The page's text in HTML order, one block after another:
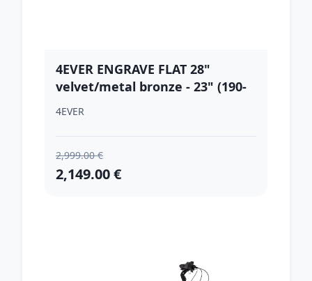
4EVER ENGRAVE FLAT 28"
velvet/metal bronze - 23" (190-
205 cm)
4EVER
2,999.00 €
2,149.00 €